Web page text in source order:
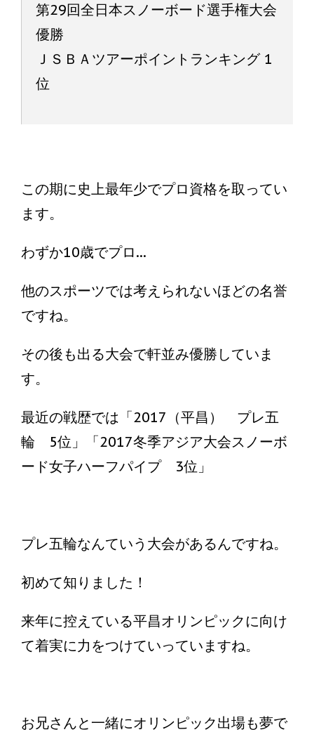
第29回全日本スノーボード選手権大会
優勝
ＪＳＢＡツアーポイントランキング 1
位
この期に史上最年少でプロ資格を取ってい
ます。
わずか10歳でプロ...
他のスポーツでは考えられないほどの名誉
ですね。
その後も出る大会で軒並み優勝していま
す。
最近の戦歴では「2017（平昌） プレ五
輪 5位」「2017冬季アジア大会スノーボ
ード女子ハーフパイプ 3位」
プレ五輪なんていう大会があるんですね。
初めて知りました！
来年に控えている平昌オリンピックに向け
て着実に力をつけていっていますね。
お兄さんと一緒にオリンピック出場も夢で